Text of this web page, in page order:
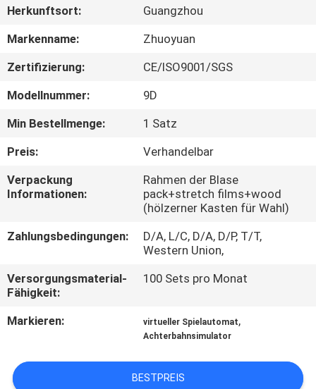
ÜBER
FABRIK-
TOUR
QUALITÄTSKONTROLLE
UNS
NACHRICHTEN
FÄLLE
SITEMAP
Herkunftsort:
Guangzhou
Markenname:
Zhuoyuan
Zertifizierung:
CE/ISO9001/SGS
Modellnummer:
9D
Min Bestellmenge:
1 Satz
Preis:
Verhandelbar
Verpackung
Informationen:
Rahmen der Blase
pack+stretch films+wood
(hölzerner Kasten für Wahl)
Zahlungsbedingungen:
D/A, L/C, D/A, D/P, T/T,
Western Union,
Versorgungsmaterial-
Fähigkeit:
100 Sets pro Monat
Markieren: virtueller Spielautomat,
Achterbahnsimulator
BESTPREIS